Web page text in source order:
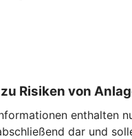
Risiken von
enthalten
dar und